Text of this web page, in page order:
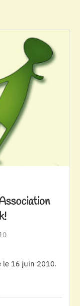
le 16 juin 2010.